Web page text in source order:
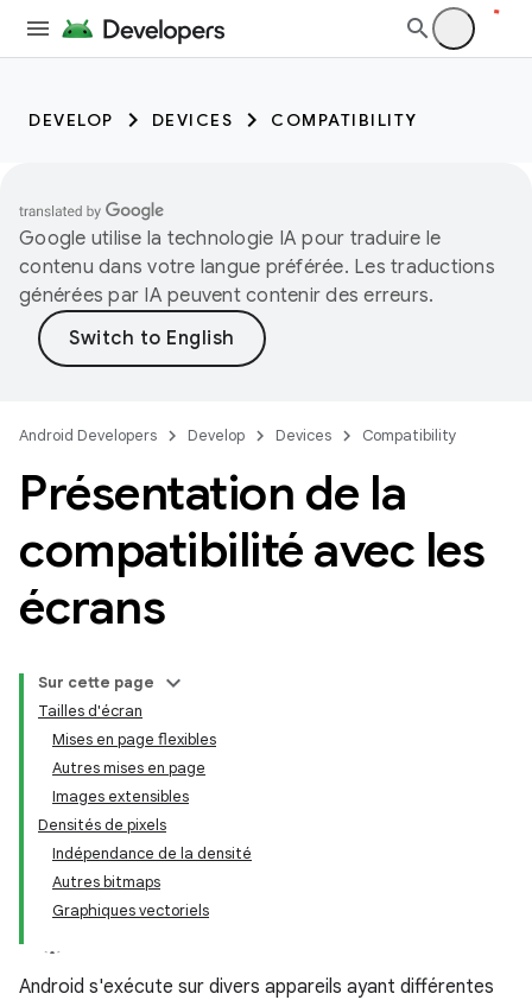
DEVELOP DEVICES COMPATIBILITY
Google utilise la technologie IA pour traduire le
contenu dans votre langue préférée. Les traductions
générées par IA peuvent contenir des erreurs.
Android Developers Develop Devices Compatibility
Présentation de la
compatibilité avec les
écrans
Sur cette page
Tailles d'écran
Mises en page flexibles
Autres mises en page
Images extensibles
Densités de pixels
Indépendance de la densité
Autres bitmaps
Graphiques vectoriels
Android s'exécute sur divers appareils ayant différentes